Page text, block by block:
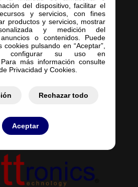
del dispositivo, facilitar el
y servicios, con fines
productos y servicios, mostrar
y medición del
o contenidos. Puede
pulsando en “Aceptar”,
o configurar su uso en
Para más información consulte
Privacidad y Cookies.
Rechazar todo
Aceptar
Inicio
Empresa
Mis Pedidos